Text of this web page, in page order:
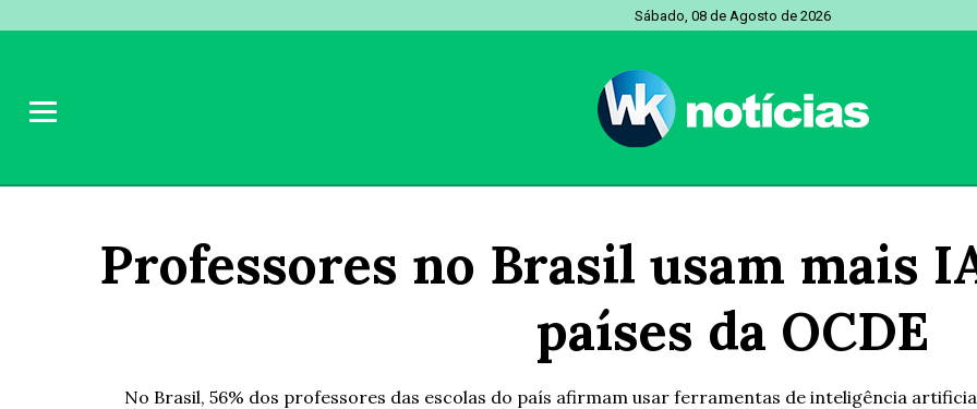
Sábado, 08 de Agosto de 2026
Professores no Brasil usam mais
países da OCDE
No Brasil, 56% dos professores das escolas do país afirmam usar ferramentas de inteligência